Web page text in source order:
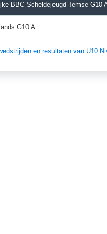
BBC Scheldejeugd Temse G10
G10 A
en resultaten van U10